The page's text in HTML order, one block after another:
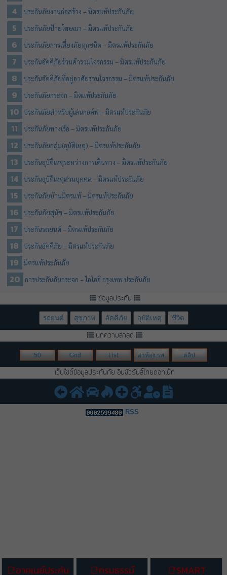
ประกันภัยงานก่อสร้าง – มิตรแท้ประกันภัย
ประกันภัยป้ายโฆษณา – มิตรแท้ประกันภัย
ประกันภัยการเสี่ยงภัยทุกชนิด – มิตรแท้ประกันภัย
ประกันอัคคีภัยร้านค้ารวมโจรกรรม – มิตรแท้ประกันภัย
ประกันอัคคีภัยที่อยู่อาศัยรวมโจรกรรม – มิตรแท้ประกันภัย
ประกันภัยกระจก – มิตแท้ประกันภัย
ประกันภัยสำหรับผู้เล่นกอล์ฟ – มิตรแท้ประกันภัย
ประกันภัยทางเรือ – มิตรแท้ประกันภัย
ประกันภัยกลุ่ม(อุบัติเหตุ) – มิตรแท้ประกันภัย
ประกันอุบัติเหตุระหว่างการเดินทาง – มิตรแท้ประกันภัย
ประกันอุบัติเหตุส่วนบุคคล – มิตรแท้ประกันภัย
ประกันภัยบ้านมิตรแท้ – มิตรแท้ประกันภัย
ประกันภัยสุนัข – มิตรแท้ประกันภัย
ประกันรถยนต์ – มิตรแท้ประกันภัย
ประกันอัคคีภัย – มิตรแท้ประกันภัย
มิตรแท้ประกันภัย
การประกันภัยกระจก – ไอโออิ กรุงเทพ ประกันภัย
อาคเนย์ประกัน กรมธรรม์ Smart
ข้อมูลประกัน
รถยนต์ สุขภาพ อัคคีภัย อุบัติเหตุ ชีวิต
บทความล่าสุด
50 Grid List ค่าห้อง รพ. คลิป
เว็บไซต์ข้อมูลประกันภัย อินชัวรันส์ไทยดอทเน็ท
RSS